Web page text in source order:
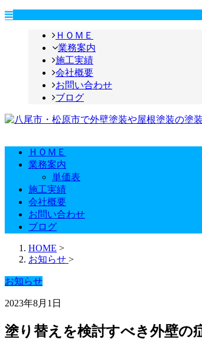
ＨＯＭＥ
業務案内
施工実績
会社概要
お問い合わせ
ブログ
ＨＯＭＥ
業務案内
単価表
施工実績
会社概要
お問い合わせ
ブログ
HOME >
お知らせ >
お知らせ
2023年8月1日
塗り替えを検討すべき外壁の